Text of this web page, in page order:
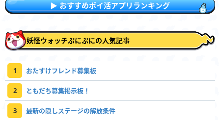
おすすめポイ活アプリランキング
妖怪ウォッチぷにぷにの人気記事
1 おたすけフレンド募集板
2 ともだち募集掲示板！
3 最新の隠しステージの解放条件